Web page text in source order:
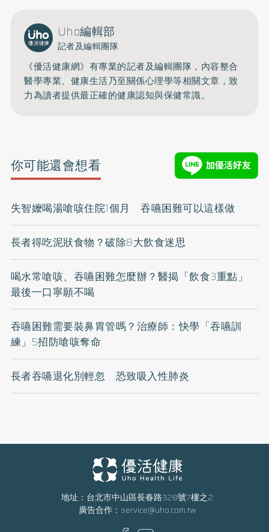
Uho編輯部
記者及編輯團隊
《優活健康網》有專業的記者及編輯團隊，內容整合
醫學專業、健康生活乃至關係心理學等相關文章，致
力為讀者提供最正確的健康認知與保健常識。
你可能還會想看
失智嬤喝湯嗆咳住院1個月 吞嚥困難可以這樣做
長者得吃泥狀食物？破除8大飲食迷思
喝水常嗆咳、吞嚥困難怎麼辦？醫揭「飲食3重點」
最後一口寧願不喝
吞嚥困難需要裝鼻胃管嗎？治療師：快學「吞嚥訓
練」5招防嗆咳奪命
長者吞嚥退化別輕忽 恐致吸入性肺炎
地址：台北市中山區長春路328號7樓之2
廣告合作： service@uho.com.tw